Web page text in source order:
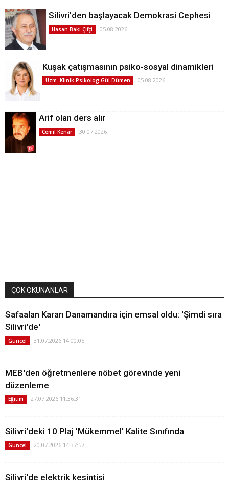
Silivri'den başlayacak Demokrasi Cephesi
Hasan Baki Çifçi 05.08.2026
Kuşak çatışmasının psiko-sosyal dinamikleri
Uzm. Klinik Psikolog Gül Dümen 05.08.2026
Arif olan ders alır
Cemil Kenar 30.07.2026
ÇOK OKUNANLAR
Safaalan Kararı Danamandıra için emsal oldu: 'Şimdi sıra
Silivri'de'
Güncel 31.07.2026 14:00:05
MEB'den öğretmenlere nöbet görevinde yeni
düzenleme
Eğitim 27.07.2026 11:36:31
Silivri'deki 10 Plaj 'Mükemmel' Kalite Sınıfında
Güncel 20.07.2026 14:37:57
Silivri'de elektrik kesintisi